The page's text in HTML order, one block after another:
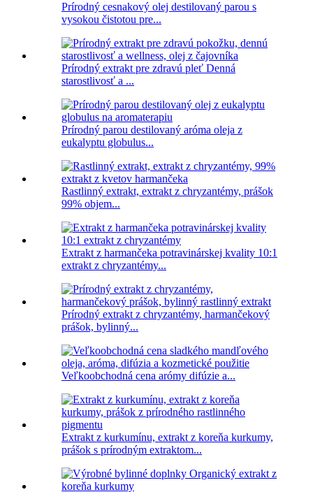
Prírodný cesnakový olej destilovaný parou s
vysokou čistotou pre...
Prírodný extrakt pre zdravú pleť Denná
starostlivosť a ...
Prírodný parou destilovaný aróma oleja z
eukalyptu globulus...
Rastlinný extrakt, extrakt z chryzantémy, prášok
99% objem...
Extrakt z harmančeka potravinárskej kvality 10:1
extrakt z chryzantémy...
Prírodný extrakt z chryzantémy, harmančekový
prášok, bylinný...
Veľkoobchodná cena arómy difúzie a...
Extrakt z kurkumínu, extrakt z koreňa kurkumy,
prášok s prírodným extraktom...